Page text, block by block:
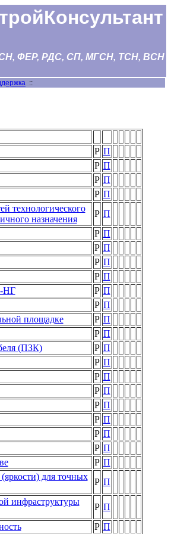
ФЕР, РДС, СП, МГСН, ТСН, ВСН
::
Р П
Р П
Р П
Р П
технологического
назначения
Р П
Р П
Р П
Р П
Р П
НГ
Р П
Р П
площадке
Р П
Р П
(ПЗК)
Р П
Р П
Р П
Р П
Р П
Р П
Р П
Р П
Р П
для точных
Р П
инфраструктуры
Р П
Р П